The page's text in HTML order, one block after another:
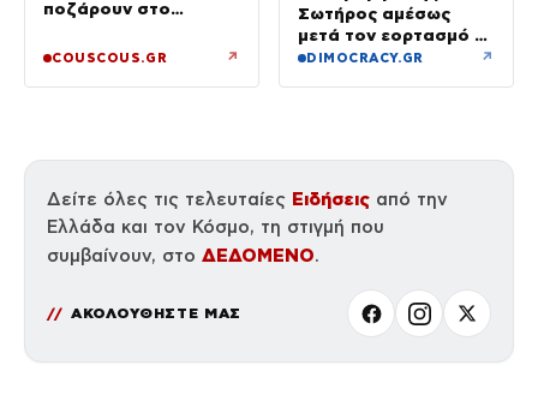
ποζάρουν στο
Σαντορίνης
COUSCOUS.GR ↗
Σωτήρος αμέσως
μετά τον εορτασμό –
Έσπασαν εικόνες στην
DIMOCRACY.GR ↗
Δείτε όλες τις τελευταίες Ειδήσεις από την
Ελλάδα και τον Κόσμο, τη στιγμή που
συμβαίνουν, στο ΔΕΔΟΜΕΝΟ.
ΑΚΟΛΟΥΘΗΣΤΕ ΜΑΣ